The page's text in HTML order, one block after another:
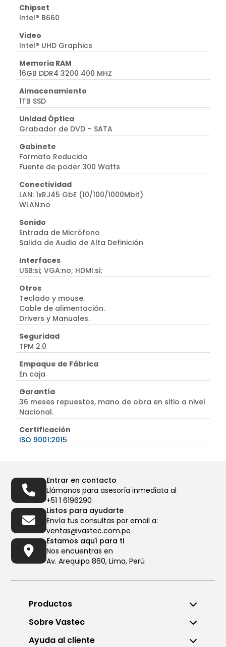
Chipset
Intel® B660
Video
Intel® UHD Graphics
Memoria RAM
16GB DDR4 3200 400 MHZ
Almacenamiento
1TB SSD
Unidad Óptica
Grabador de DVD – SATA
Gabinete
Formato Reducido
Fuente de poder 300 Watts
Conectividad
LAN: 1xRJ45 GbE (10/100/1000Mbit)
WLAN:no
Sonido
Entrada de Micrófono
Salida de Audio de Alta Definición
Interfaces
USB:si; VGA:no; HDMI:si;
Otros
Teclado y mouse.
Cable de alimentación.
Drivers y Manuales.
Seguridad
TPM 2.0
Empaque de Fábrica
En caja
Garantía
36 meses repuestos, mano de obra en sitio a nivel
Nacional.
Certificación
ISO 9001:2015
Entrar en contacto
Llámanos para asesoría inmediata al
+51 1 6196290
Listos para ayudarte
Envía tus consultas por email a:
ventas@vastec.com.pe
Estamos aquí para ti
Nos encuentras en
Av. Arequipa 860, Lima, Perú
Productos
Sobre Vastec
Ayuda al cliente